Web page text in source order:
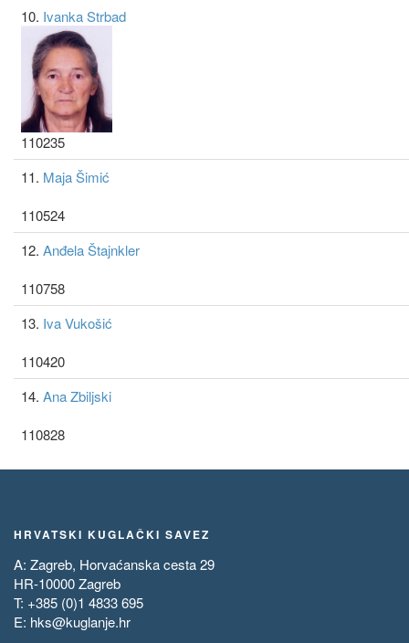
10. Ivanka Strbad
110235
11. Maja Šimić
110524
12. Anđela Štajnkler
110758
13. Iva Vukošić
110420
14. Ana Zbiljski
110828
HRVATSKI KUGLAČKI SAVEZ
A: Zagreb, Horvaćanska cesta 29
HR-10000 Zagreb
T: +385 (0)1 4833 695
E: hks@kuglanje.hr